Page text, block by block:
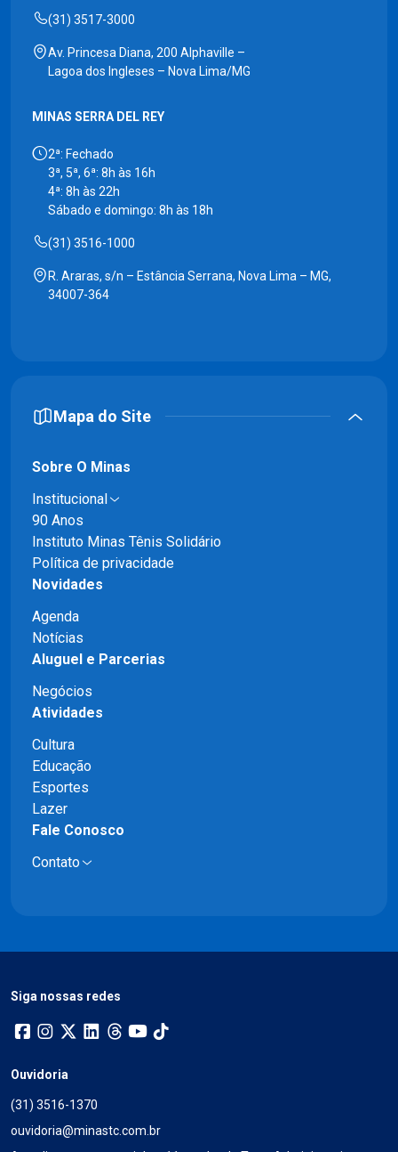
(31) 3517-3000
Av. Princesa Diana, 200 Alphaville –
Lagoa dos Ingleses – Nova Lima/MG
MINAS SERRA DEL REY
2ª: Fechado
3ª, 5ª, 6ª: 8h às 16h
4ª: 8h às 22h
Sábado e domingo: 8h às 18h
(31) 3516-1000
R. Araras, s/n – Estância Serrana, Nova Lima – MG,
34007-364
Mapa do Site
Sobre O Minas
Institucional
90 Anos
Instituto Minas Tênis Solidário
Política de privacidade
Novidades
Agenda
Notícias
Aluguel e Parcerias
Negócios
Atividades
Cultura
Educação
Esportes
Lazer
Fale Conosco
Contato
Siga nossas redes
Ouvidoria
(31) 3516-1370
ouvidoria@minastc.com.br